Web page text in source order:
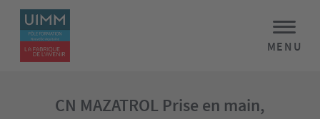
MENU
CN MAZATROL Prise en main,